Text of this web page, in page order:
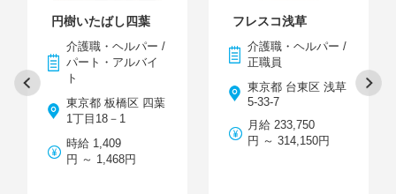
円樹いたばし四葉
介護職・ヘルパー /
パート・アルバイ
ト
東京都 板橋区 四葉
1丁目18－1
時給 1,409
円 ～ 1,468円
フレスコ浅草
介護職・ヘルパー /
正職員
東京都 台東区 浅草
5-33-7
月給 233,750
円 ～ 314,150円